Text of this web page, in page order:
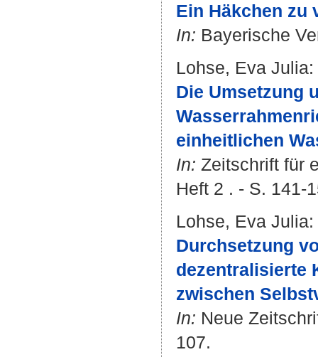
Ein Häkchen zu
In: Bayerische
Lohse, Eva Julia:
Die Umsetzung
einheitlichen
In: Zeitschrift für
Heft 2 . - S. 141-
Lohse, Eva Julia:
Durchsetzung
dezentralisierte
zwischen
In: Neue
107.